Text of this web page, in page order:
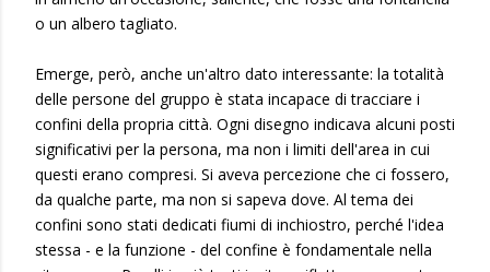
o un albero tagliato.
Emerge, però, anche un'altro dato interessante: la totalità
delle persone del gruppo è stata incapace di tracciare i
confini della propria città. Ogni disegno indicava alcuni posti
significativi per la persona, ma non i limiti dell'area in cui
questi erano compresi. Si aveva percezione che ci fossero,
da qualche parte, ma non si sapeva dove. Al tema dei
confini sono stati dedicati fiumi di inchiostro, perché l'idea
stessa - e la funzione - del confine è fondamentale nella